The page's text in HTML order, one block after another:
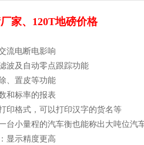
家、120T地磅价格
流电断电影响
波及自动零点跟踪功能
、置皮等功能
和标率的报表
印格式，可以打印汉字的货名等
台小量程的汽车衡也能称出大吨位汽
显示精度更高